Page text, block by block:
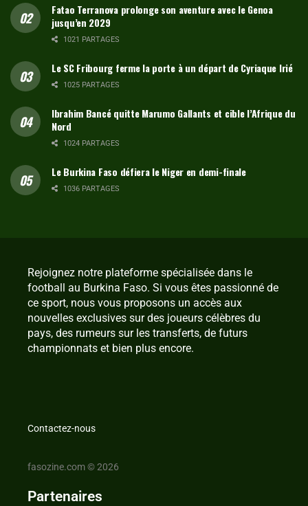
Fatao Terranova prolonge son aventure avec le Genoa
jusqu’en 2029
1021 PARTAGES
Le SC Fribourg ferme la porte à un départ de Cyriaque Irié
1025 PARTAGES
Ibrahim Bancé quitte Marumo Gallants et cible l’Afrique du
Nord
1024 PARTAGES
Le Burkina Faso défiera le Niger en demi-finale
1036 PARTAGES
Rejoignez notre plateforme spécialisée dans le
football au Burkina Faso. Si vous êtes passionné de
ce sport, nous vous proposons un accès aux
nouvelles exclusives sur des joueurs célèbres du
pays, des rumeurs sur les transferts, de futurs
championnats et bien plus encore.
Contactez-nous
fasozine.com © 2026
Partenaires